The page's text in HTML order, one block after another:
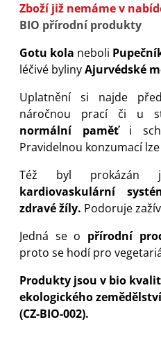
Zboží již nemáme v
BIO přírodní produkty
Gotu kola neboli
léčivé bylinyAjurvédské
Uplatnění si najde
náročnou prací či u
normální paměťi
Pravidelnou konzumací
Též byl prokázán
kardiovaskulární
zdravé žíly. Podoruje
Jedná se o přírodní
proto se hodí pro
Produkty jsou v bio
ekologického
(CZ-BIO-002).